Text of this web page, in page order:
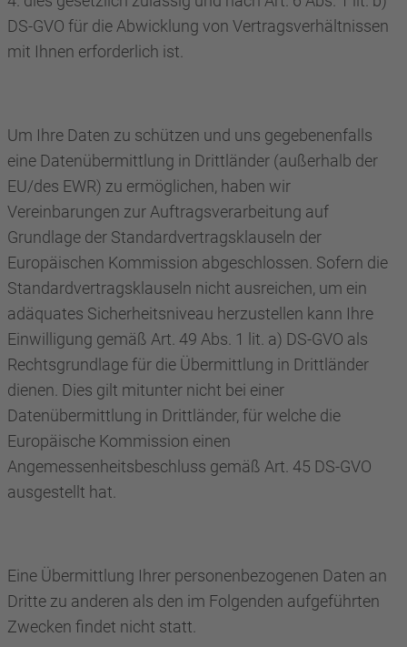
DS-GVO für die Abwicklung von Vertragsverhältnissen
mit Ihnen erforderlich ist.
Um Ihre Daten zu schützen und uns gegebenenfalls
eine Datenübermittlung in Drittländer (außerhalb der
EU/des EWR) zu ermöglichen, haben wir
Vereinbarungen zur Auftragsverarbeitung auf
Grundlage der Standardvertragsklauseln der
Europäischen Kommission abgeschlossen. Sofern die
Standardvertragsklauseln nicht ausreichen, um ein
adäquates Sicherheitsniveau herzustellen kann Ihre
Einwilligung gemäß Art. 49 Abs. 1 lit. a) DS-GVO als
Rechtsgrundlage für die Übermittlung in Drittländer
dienen. Dies gilt mitunter nicht bei einer
Datenübermittlung in Drittländer, für welche die
Europäische Kommission einen
Angemessenheitsbeschluss gemäß Art. 45 DS-GVO
ausgestellt hat.
Eine Übermittlung Ihrer personenbezogenen Daten an
Dritte zu anderen als den im Folgenden aufgeführten
Zwecken findet nicht statt.